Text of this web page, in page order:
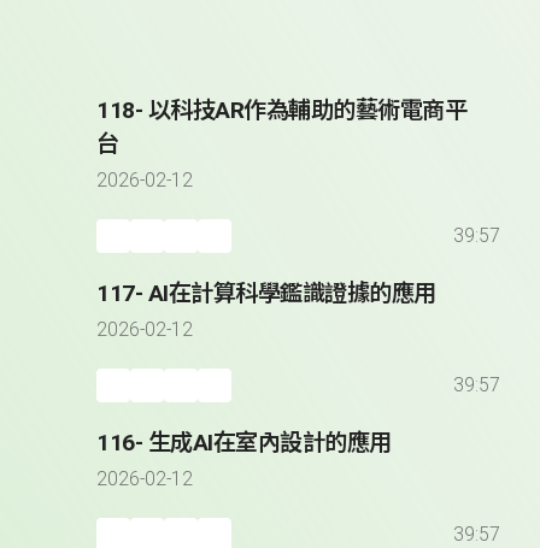
118- 以科技AR作為輔助的藝術電商平
台
2026-02-12
39:57
117- AI在計算科學鑑識證據的應用
2026-02-12
39:57
116- 生成AI在室內設計的應用
2026-02-12
39:57